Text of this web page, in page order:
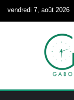
vendredi 7, août 2026